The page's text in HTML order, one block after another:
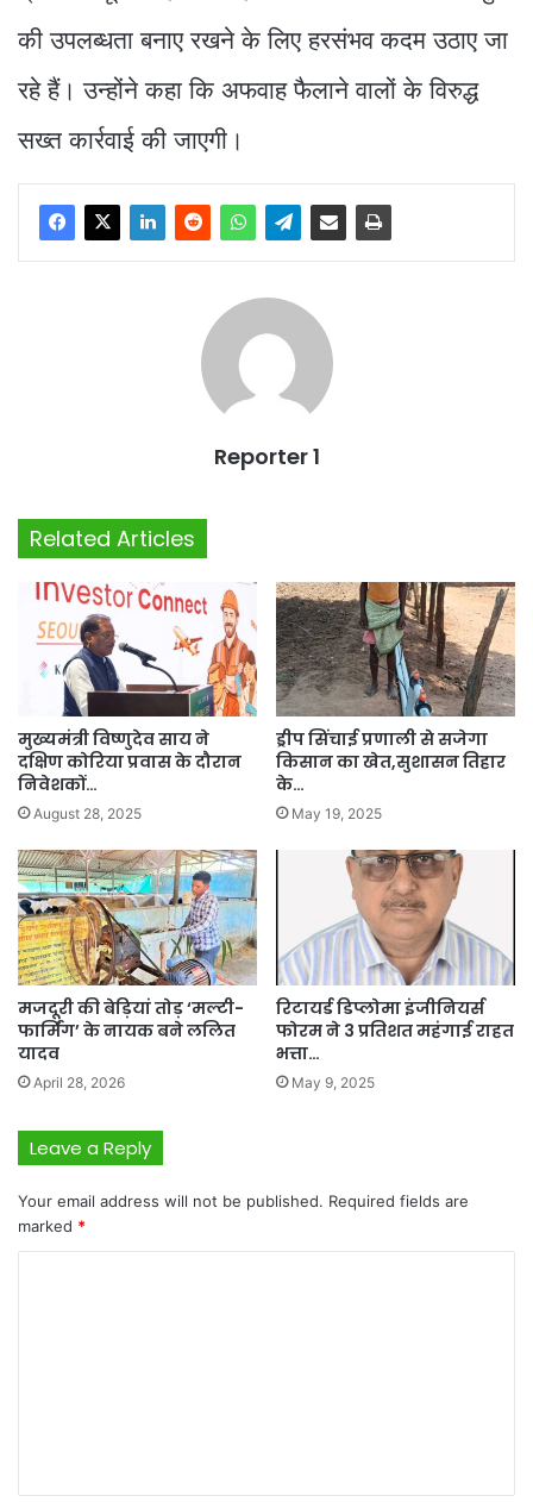
की उपलब्धता बनाए रखने के लिए हरसंभव कदम उठाए जा
रहे हैं। उन्होंने कहा कि अफवाह फैलाने वालों के विरुद्ध
सख्त कार्रवाई की जाएगी।
Reporter 1
Related Articles
मुख्यमंत्री विष्णुदेव साय ने
दक्षिण कोरिया प्रवास के दौरान
निवेशकों…
August 28, 2025
ड्रीप सिंचाई प्रणाली से सजेगा
किसान का खेत,सुशासन तिहार
के…
May 19, 2025
मजदूरी की बेड़ियां तोड़ ‘मल्टी-
फार्मिंग’ के नायक बने ललित
यादव
April 28, 2026
रिटायर्ड डिप्लोमा इंजीनियर्स
फोरम ने 3 प्रतिशत महंगाई राहत
भत्ता…
May 9, 2025
Leave a Reply
Your email address will not be published. Required fields are
marked *